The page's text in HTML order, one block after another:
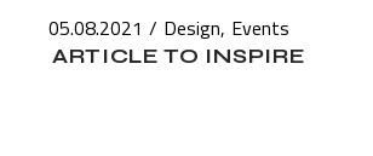
05.08.2021 Design Events
ARTICLE TO INSPIRE